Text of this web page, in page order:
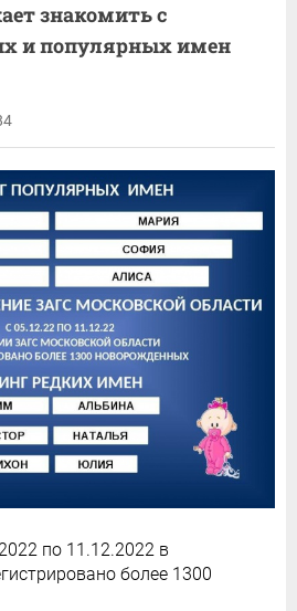
знакомить с
и популярных имен
по 11.12.2022 в
более 1300